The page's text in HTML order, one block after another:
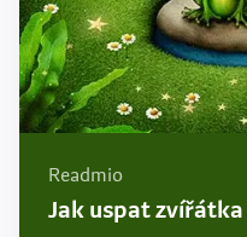
Readmio
Jak uspat zvířátka